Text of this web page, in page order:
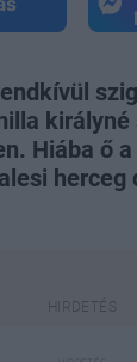
királyné
Hiába ő
herceg